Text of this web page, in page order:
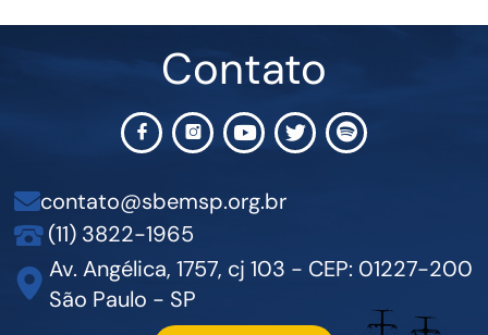
Contato
contato@sbemsp.org.br
(11) 3822-1965
Av. Angélica, 1757, cj 103 - CEP: 01227-200
São Paulo - SP